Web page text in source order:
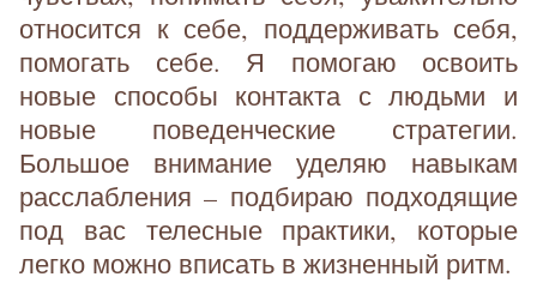
относится к себе, поддерживать себя,
помогать себе. Я помогаю освоить
новые способы контакта с людьми и
новые поведенческие стратегии.
Большое внимание уделяю навыкам
расслабления – подбираю подходящие
под вас телесные практики, которые
легко можно вписать в жизненный ритм.